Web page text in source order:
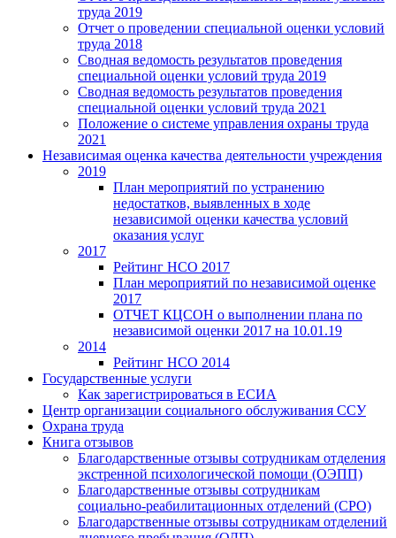
труда 2019
Отчет о проведении специальной оценки условий
труда 2018
Сводная ведомость результатов проведения
специальной оценки условий труда 2019
Сводная ведомость результатов проведения
специальной оценки условий труда 2021
Положение о системе управления охраны труда
2021
Независимая оценка качества деятельности учреждения
2019
План мероприятий по устранению
недостатков, выявленных в ходе
независимой оценки качества условий
оказания услуг
2017
Рейтинг НСО 2017
План мероприятий по независимой оценке
2017
ОТЧЕТ КЦСОН о выполнении плана по
независимой оценки 2017 на 10.01.19
2014
Рейтинг НСО 2014
Государственные услуги
Как зарегистрироваться в ЕСИА
Центр организации социального обслуживания ССУ
Охрана труда
Книга отзывов
Благодарственные отзывы сотрудникам отделения
экстренной психологической помощи (ОЭПП)
Благодарственные отзывы сотрудникам
социально-реабилитационных отделений (СРО)
Благодарственные отзывы сотрудникам отделений